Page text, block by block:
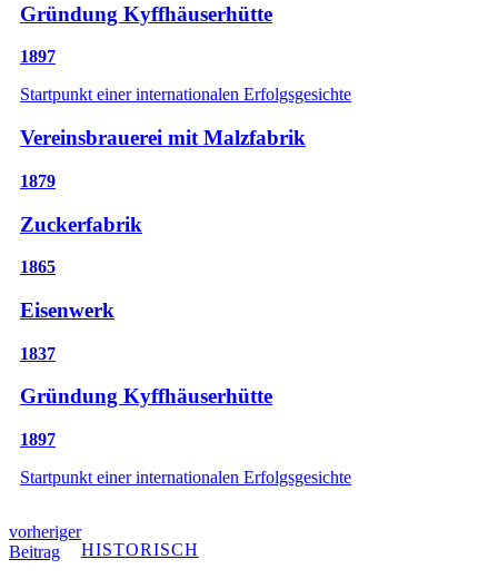
Gründung Kyffhäuserhütte
1897
Startpunkt einer internationalen Erfolgsgesichte
Vereinsbrauerei mit Malzfabrik
1879
Zuckerfabrik
1865
Eisenwerk
1837
Gründung Kyffhäuserhütte
1897
Startpunkt einer internationalen Erfolgsgesichte
vorheriger
Beitrag
HISTORISCH